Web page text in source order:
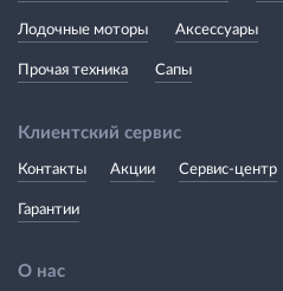
Лодочные моторы Аксессуары
Прочая техника Сапы
Клиентский сервис
Контакты Акции Сервис-центр
Гарантии
О нас